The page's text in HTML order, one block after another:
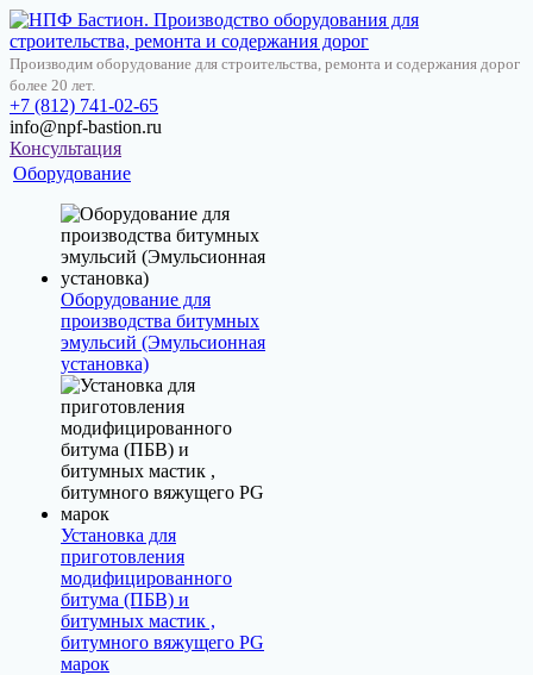
Производим оборудование для строительства, ремонта и содержания дорог
более 20 лет.
+7 (812) 741-02-65
info@npf-bastion.ru
Консультация
Оборудование
Оборудование для
производства битумных
эмульсий (Эмульсионная
установка)
Установка для
приготовления
модифицированного
битума (ПБВ) и
битумных мастик ,
битумного вяжущего PG
марок